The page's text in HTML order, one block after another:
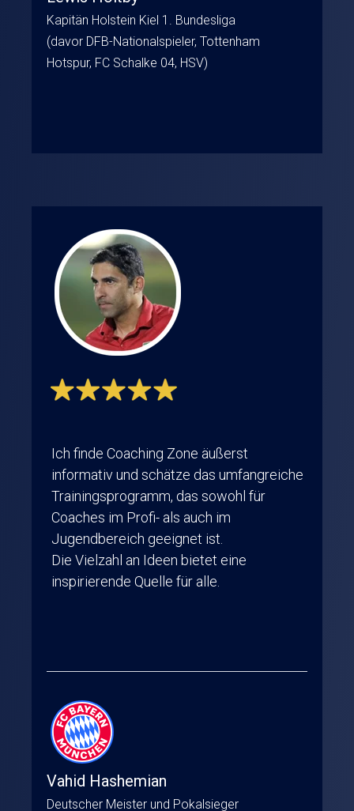
Kapitän Holstein Kiel 1. Bundesliga
(davor DFB-Nationalspieler, Tottenham
Hotspur, FC Schalke 04, HSV)
Ich finde Coaching Zone äußerst
informativ und schätze das umfangreiche
Trainingsprogramm, das sowohl für
Coaches im Profi- als auch im
Jugendbereich geeignet ist.
Die Vielzahl an Ideen bietet eine
inspirierende Quelle für alle.
Vahid Hashemian
Deutscher Meister und Pokalsieger